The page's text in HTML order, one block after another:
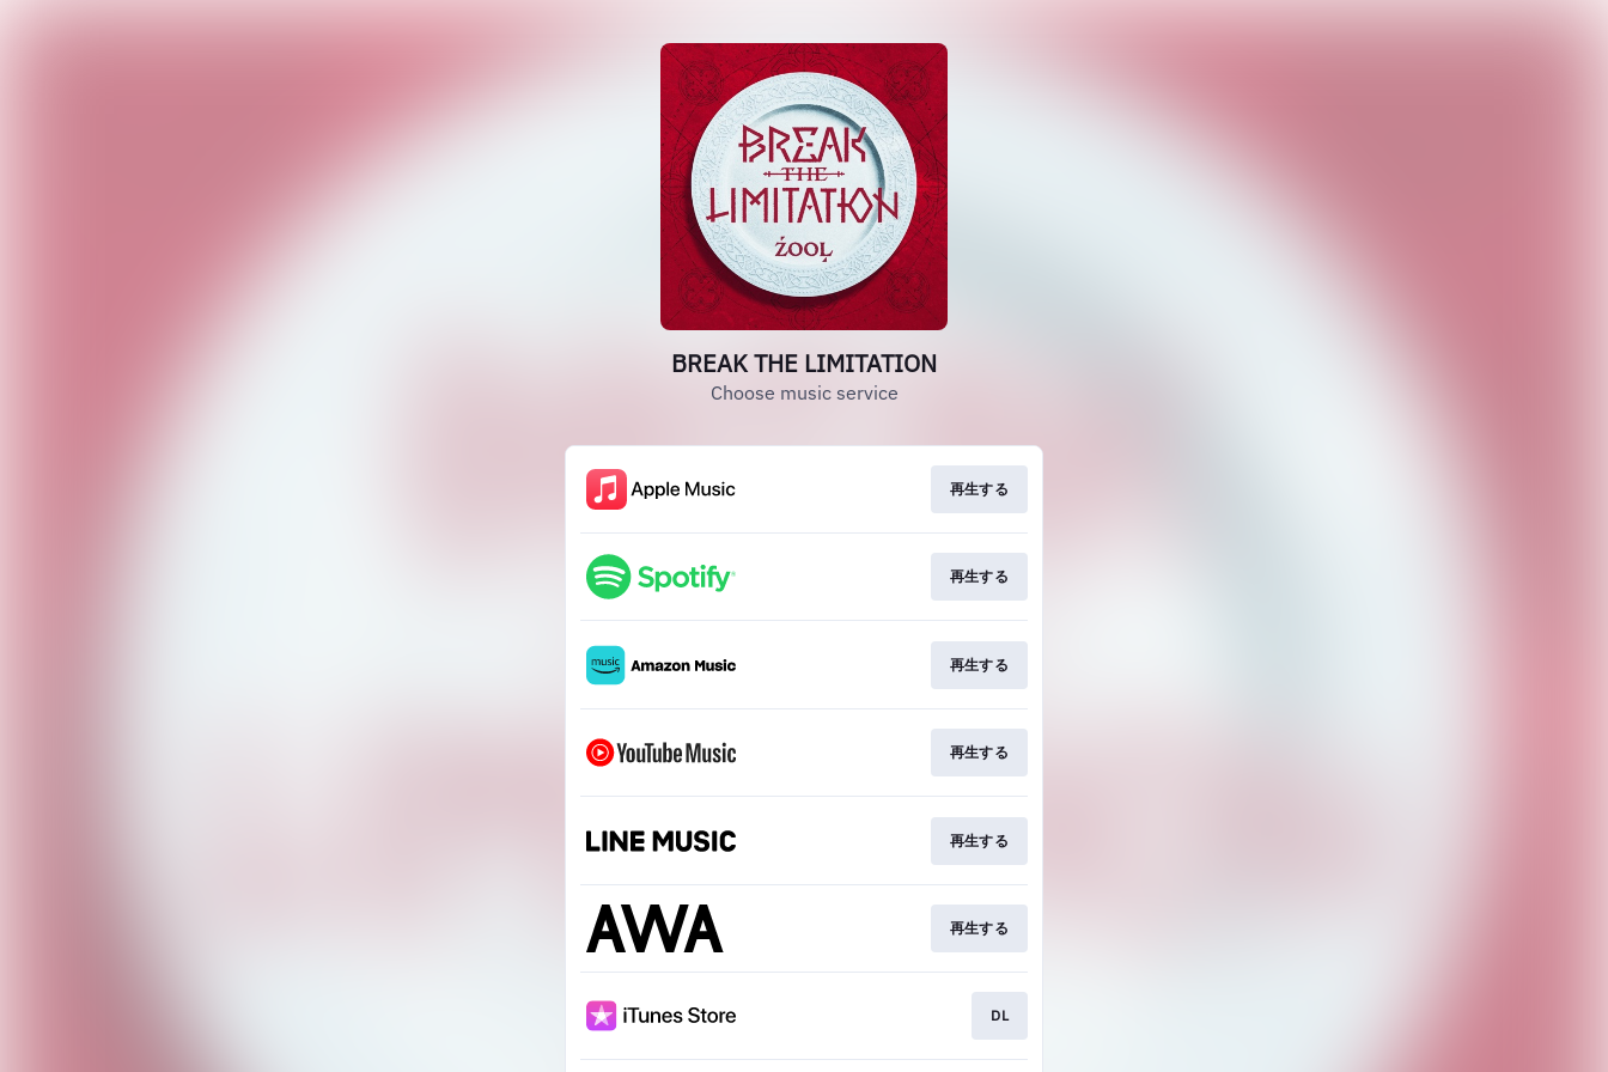
BREAK THE LIMITATION
Choose music service
再生する
再生する
再生する
再生する
再生する
再生する
DL